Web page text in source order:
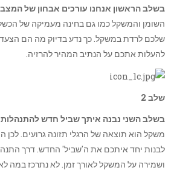
בשלב הראשון אנחנו עורכים אבחון של המצב
השומן והמשקל כמו גם בחינה מעמיקה של
שלכם לרדת במשקל. כך נדע בדיוק מה הם
להעלות אתכם על הנתיב המהיר להרזיה.
שלב 2
בשלב השני נבנה איתך שביל חדש להתנהלות
משקל הוא תוצאה של הרגלי תזונה גרועים.
לבנות יחד איתכם את ה'שביל' החדש. דרך
ושמירה על המשקל לאורך זמן. לא נתרכז במה